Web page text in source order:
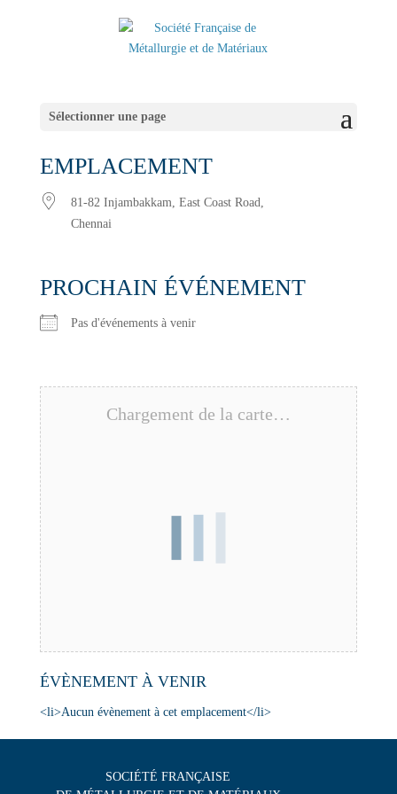
Sélectionner une page
EMPLACEMENT
81-82 Injambakkam, East Coast Road,
Chennai
PROCHAIN ÉVÉNEMENT
Pas d'événements à venir
Chargement de la carte…
ÉVÈNEMENT À VENIR
<li>Aucun évènement à cet emplacement</li>
SOCIÉTÉ FRANÇAISE